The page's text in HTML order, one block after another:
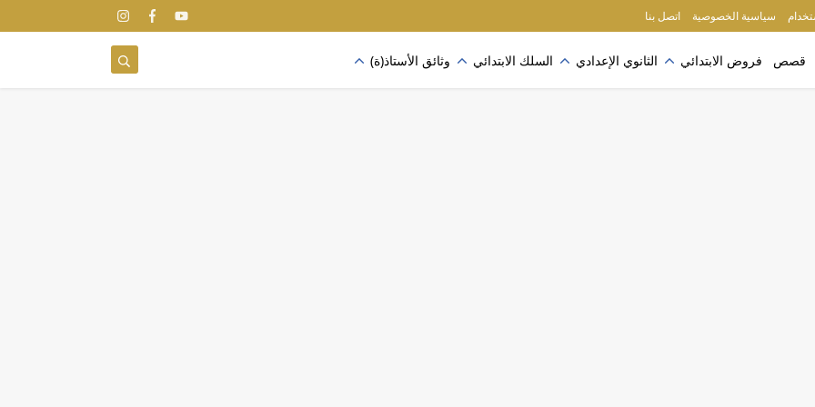
الاطلاع على سياسة الخصوصية
سياسية الخصوصية اتصل بنا
قصص فروض الابتدائي الثانوي الإعدادي السلك الابتدائي وثائق الأستاذ(ة)